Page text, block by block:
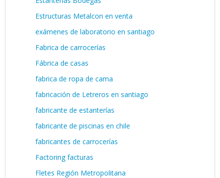
Estructuras Metalcon en venta
exámenes de laboratorio en santiago
Fabrica de carrocerías
Fábrica de casas
fabrica de ropa de cama
fabricación de Letreros en santiago
fabricante de estanterías
fabricante de piscinas en chile
fabricantes de carrocerías
Factoring facturas
Fletes Región Metropolitana